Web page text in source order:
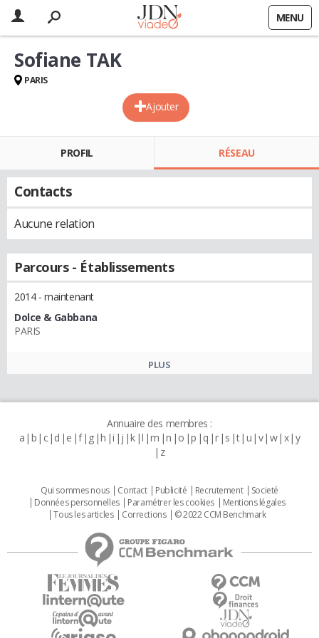
MENU
Ajouter
Sofiane TAK
PARIS
PROFIL RÉSEAU
Contacts
Aucune relation
Parcours - Établissements
2014 - maintenant
Dolce & Gabbana
PARIS
PLUS
Annuaire des membres :
a b c d e f g h i j k l m n o p q r s t u v w x y
z
Qui sommes nous Contact Publicité Recrutement
Societé
Données personnelles
Paramétrer les cookies
Mentions légales
Tous les articles
Corrections © 2022 CCM Benchmark